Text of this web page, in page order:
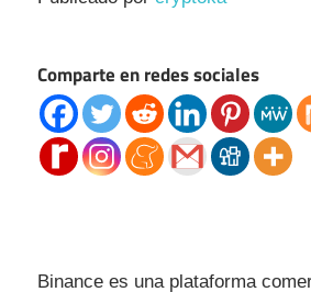
Comparte en redes sociales
Binance es una plataforma